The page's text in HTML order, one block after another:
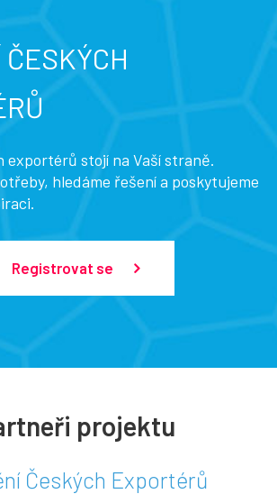
exportérů stojí na Vaší straně.
hledáme řešení a poskytujeme
Registrovat se
projektu
Českých Exportérů